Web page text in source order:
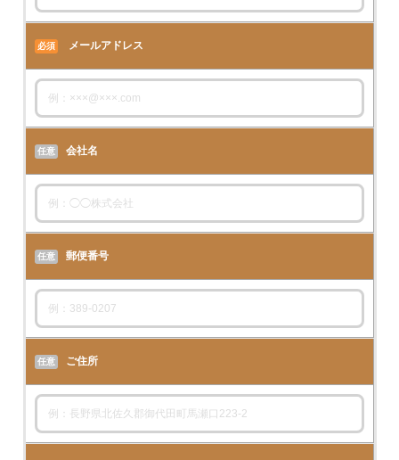
必須 メールアドレス
任意 会社名
任意 郵便番号
任意 ご住所